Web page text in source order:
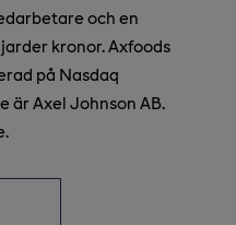
och en
kronor. Axfoods
på Nasdaq
är Axel Johnson AB.